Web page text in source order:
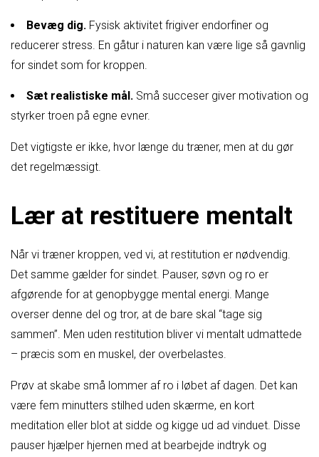
Bevæg dig. Fysisk aktivitet frigiver endorfiner og
reducerer stress. En gåtur i naturen kan være lige så gavnlig
for sindet som for kroppen.
Sæt realistiske mål. Små succeser giver motivation og
styrker troen på egne evner.
Det vigtigste er ikke, hvor længe du træner, men at du gør
det regelmæssigt.
Lær at restituere mentalt
Når vi træner kroppen, ved vi, at restitution er nødvendig.
Det samme gælder for sindet. Pauser, søvn og ro er
afgørende for at genopbygge mental energi. Mange
overser denne del og tror, at de bare skal “tage sig
sammen”. Men uden restitution bliver vi mentalt udmattede
– præcis som en muskel, der overbelastes.
Prøv at skabe små lommer af ro i løbet af dagen. Det kan
være fem minutters stilhed uden skærme, en kort
meditation eller blot at sidde og kigge ud ad vinduet. Disse
pauser hjælper hjernen med at bearbejde indtryk og